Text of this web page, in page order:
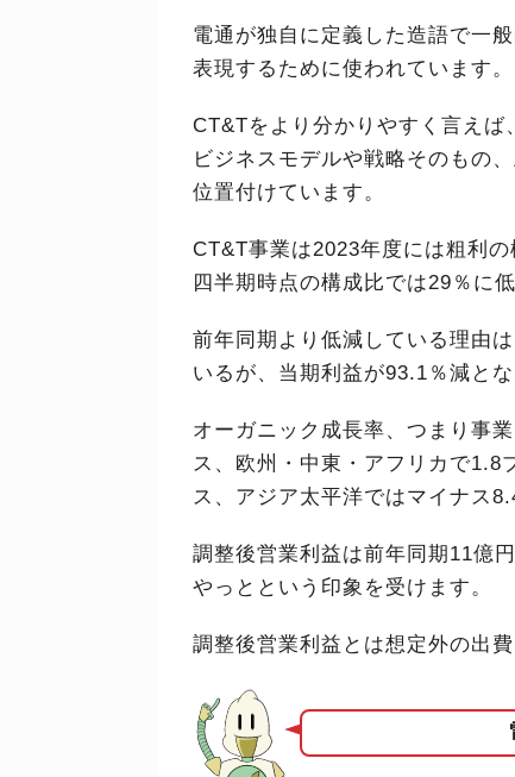
電通が独自に定義した造語で一
表現するために使われています。
CT&Tをより分かりやすく言え
ビジネスモデルや戦略そのもの
位置付けています。
CT&T事業は2023年度には粗利
四半期時点の構成比では29％に
前年同期より低減している理由
いるが、当期利益が93.1％減と
オーガニック成長率、つまり事
ス、欧州・中東・アフリカで1.8
ス、アジア太平洋ではマイナス
調整後営業利益は前年同期11億
やっとという印象を受けます。
調整後営業利益とは想定外の出